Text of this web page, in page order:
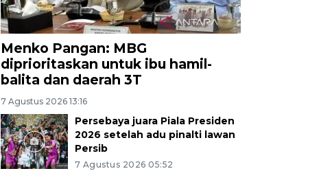
Menko Pangan: MBG
diprioritaskan untuk ibu hamil-
balita dan daerah 3T
7 Agustus 2026 13:16
Persebaya juara Piala Presiden
2026 setelah adu pinalti lawan
Persib
7 Agustus 2026 05:52